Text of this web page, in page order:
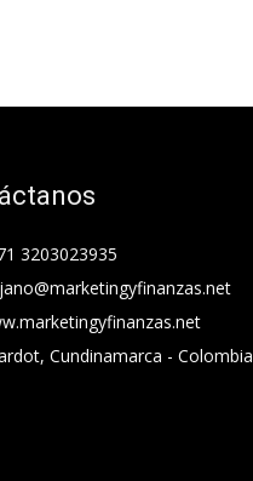
3203023935
Cundinamarca - Colombia